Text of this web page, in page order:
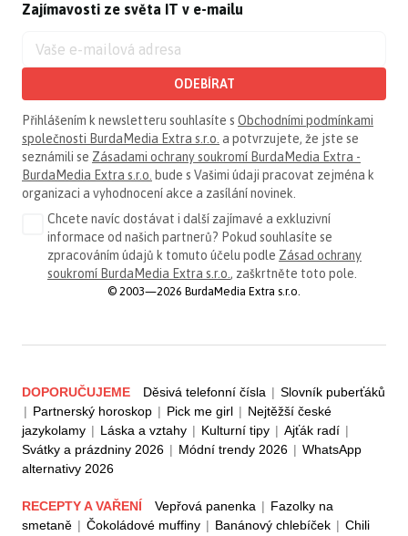
Zajímavosti ze světa IT v e-mailu
ODEBÍRAT
Přihlášením k newsletteru souhlasíte s Obchodními podmínkami
společnosti BurdaMedia Extra s.r.o. a potvrzujete, že jste se
seznámili se Zásadami ochrany soukromí BurdaMedia Extra -
BurdaMedia Extra s.r.o. bude s Vašimi údaji pracovat zejména k
organizaci a vyhodnocení akce a zasílání novinek.
Chcete navíc dostávat i další zajímavé a exkluzivní
informace od našich partnerů? Pokud souhlasíte se
zpracováním údajů k tomuto účelu podle Zásad ochrany
soukromí BurdaMedia Extra s.r.o., zaškrtněte toto pole.
© 2003—2026 BurdaMedia Extra s.r.o.
DOPORUČUJEME Děsivá telefonní čísla | Slovník puberťáků
| Partnerský horoskop | Pick me girl | Nejtěžší české
jazykolamy | Láska a vztahy | Kulturní tipy | Ajťák radí |
Svátky a prázdniny 2026 | Módní trendy 2026 | WhatsApp
alternativy 2026
RECEPTY A VAŘENÍ Vepřová panenka | Fazolky na
smetaně | Čokoládové muffiny | Banánový chlebíček | Chili